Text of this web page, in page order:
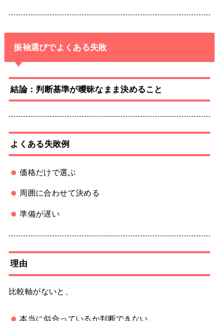
振袖選びでよくある失敗
結論：判断基準が曖昧なまま決めること
よくある失敗例
価格だけで選ぶ
周囲に合わせて決める
準備が遅い
理由
比較軸がないと、
本当に似合っているか判断できない